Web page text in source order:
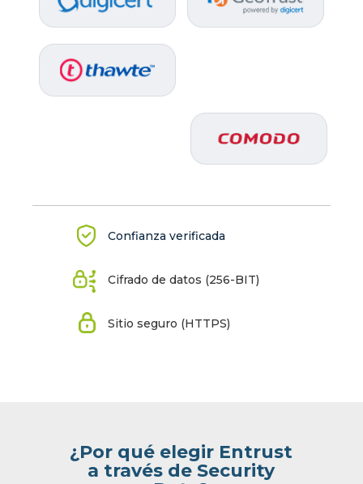
Confianza verificada
Cifrado de datos (256-BIT)
Sitio seguro (HTTPS)
¿Por qué elegir Entrust
a través de Security